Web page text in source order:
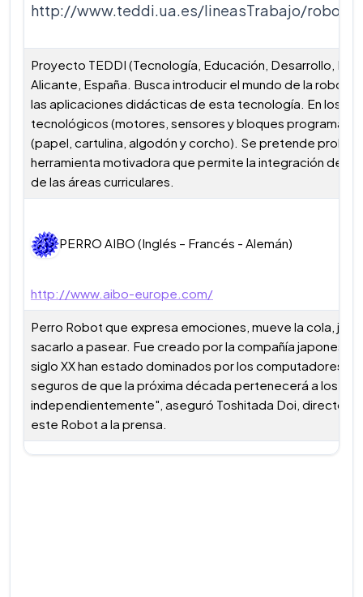
http://www.teddi.ua.es/lineasTrabajo/
Proyecto TEDDI (Tecnología, Educación, Desarrollo,
Alicante, España. Busca introducir el mundo de la
las aplicaciones didácticas de esta tecnología. En los
tecnológicos (motores, sensores y bloques
(papel, cartulina, algodón y corcho). Se pretende probar
herramienta motivadora que permite la integración del
de las áreas curriculares.
PERRO AIBO (Inglés – Francés - Alemán)
http://www.aibo-europe.com/
Perro Robot que expresa emociones, mueve la cola,
sacarlo a pasear. Fue creado por la compañía japonesa
siglo XX han estado dominados por los computadores
seguros de que la próxima década pertenecerá a los
independientemente", aseguró Toshitada Doi, director
este Robot a la prensa.